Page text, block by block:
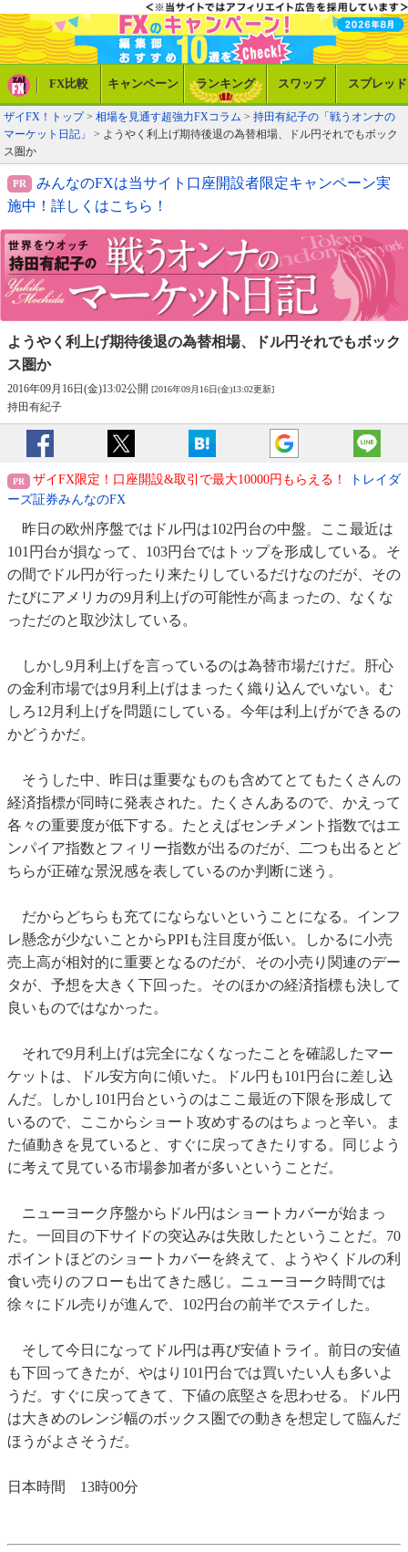
FX比較 キャンペーン ランキング スワップ スプレッド
ザイFX！トップ> 相場を見通す超強力FXコラム > 持田有紀子の「戦うオンナの
マーケット日記」
> ようやく利上げ期待後退の為替相場、ドル円それでもボック
ス圏か
みんなのFXは当サイト口座開設者限定キャンペーン実
施中！詳しくはこちら！
ようやく利上げ期待後退の為替相場、
ドル円それでもボック
ス圏か
2016年09月16日(金)13:02公開 [2016年09月16日(金)13:02更新]
持田有紀子
ザイFX限定！口座開設&取引で最大10000円もらえる！
トレイダ
ーズ証券みんなのFX
昨日の欧州序盤ではドル円は102円台の中盤。ここ最近は
101円台が損なって、103円台ではトップを形成している。そ
の間でドル円が行ったり来たりしているだけなのだが、その
たびにアメリカの9月利上げの可能性が高まったの、なくな
っただのと取沙汰している。
しかし9月利上げを言っているのは為替市場だけだ。肝心
の金利市場では9月利上げはまったく織り込んでいない。む
しろ12月利上げを問題にしている。今年は利上げができるの
かどうかだ。
そうした中、昨日は重要なものも含めてとてもたくさんの
経済指標が同時に発表された。たくさんあるので、かえって
各々の重要度が低下する。たとえばセンチメント指数ではエ
ンパイア指数とフィリー指数が出るのだが、二つも出るとど
ちらが正確な景況感を表しているのか判断に迷う。
だからどちらも充てにならないということになる。インフ
レ懸念が少ないことからPPIも注目度が低い。しかるに小売
売上高が相対的に重要となるのだが、その小売り関連のデー
タが、予想を大きく下回った。そのほかの経済指標も決して
良いものではなかった。
それで9月利上げは完全になくなったことを確認したマー
ケットは、ドル安方向に傾いた。ドル円も101円台に差し込
んだ。しかし101円台というのはここ最近の下限を形成して
いるので、ここからショート攻めするのはちょっと辛い。ま
た値動きを見ていると、すぐに戻ってきたりする。同じよう
に考えて見ている市場参加者が多いということだ。
ニューヨーク序盤からドル円はショートカバーが始まっ
た。一回目の下サイドの突込みは失敗したということだ。70
ポイントほどのショートカバーを終えて、ようやくドルの利
食い売りのフローも出てきた感じ。ニューヨーク時間では
徐々にドル売りが進んで、102円台の前半でステイした。
そして今日になってドル円は再び安値トライ。前日の安値
も下回ってきたが、やはり101円台では買いたい人も多いよ
うだ。すぐに戻ってきて、下値の底堅さを思わせる。ドル円
は大きめのレンジ幅のボックス圏での動きを想定して臨んだ
ほうがよさそうだ。
日本時間 13時00分